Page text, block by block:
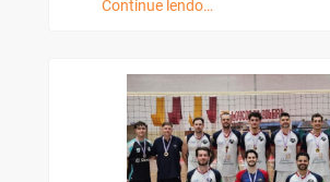
Continue lendo…